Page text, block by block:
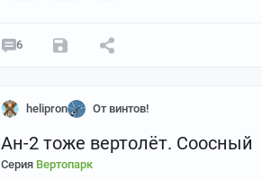
6
helipron От винтов!
Ан-2 тоже вертолёт. Соосный
Серия Вертопарк